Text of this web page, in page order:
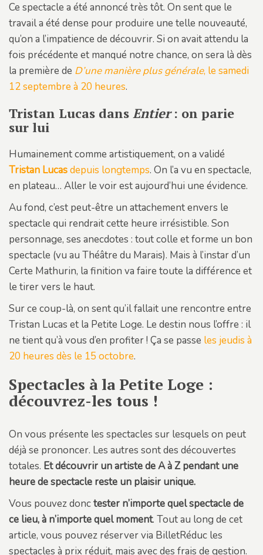
Ce spectacle a été annoncé très tôt. On sent que le
travail a été dense pour produire une telle nouveauté,
qu’on a l’impatience de découvrir. Si on avait attendu la
fois précédente et manqué notre chance, on sera là dès
la première de D’une manière plus générale, le samedi
12 septembre à 20 heures.
Tristan Lucas dans Entier: on parie
sur lui
Humainement comme artistiquement, on a validé
Tristan Lucasdepuis longtemps. On l’a vu en spectacle,
en plateau… Aller le voir est aujourd’hui une évidence.
Au fond, c’est peut-être un attachement envers le
spectacle qui rendrait cette heure irrésistible. Son
personnage, ses anecdotes : tout colle et forme un bon
spectacle (vu au Théâtre du Marais). Mais à l’instar d’un
Certe Mathurin, la finition va faire toute la différence et
le tirer vers le haut.
Sur ce coup-là, on sent qu’il fallait une rencontre entre
Tristan Lucas et la Petite Loge. Le destin nous l’offre : il
ne tient qu’à vous d’en profiter ! Ça se passe les jeudis à
20 heures dès le 15 octobre.
Spectacles à la Petite Loge :
découvrez-les tous !
On vous présente les spectacles sur lesquels on peut
déjà se prononcer. Les autres sont des découvertes
totales. Et découvrir un artiste de A à Z pendant une
heure de spectacle reste un plaisir unique.
Vous pouvez donctester n’importe quel spectacle de
ce lieu, à n’importe quel moment. Tout au long de cet
article, vous pouvez réserver via BilletRéduc les
spectacles à prix réduit, mais avec des frais de gestion.